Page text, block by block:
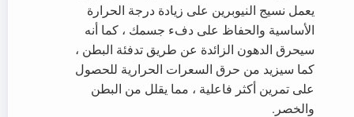
يعمل نسيج النيوبرين على زيادة درجة الحرارة
الأساسية والحفاظ على دفء جسمك ، كما أنه
سيحرق الدهون الزائدة عن طريق تدفئة البطن ،
كما سيزيد من حرق السعرات الحرارية للحصول
على تمرين أكثر فاعلية ، مما يقلل من البطن
والخصر.